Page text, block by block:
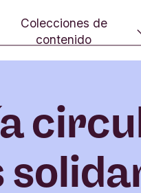
Colecciones de
contenido
Consumo consciente
Iniciativas sociales
Inversión de impacto